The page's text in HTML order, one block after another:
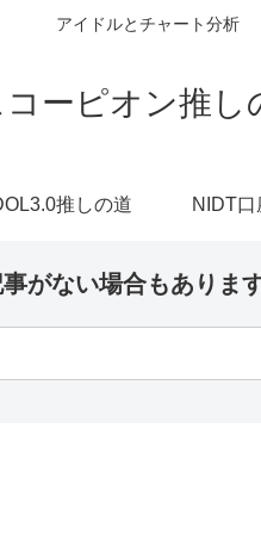
アイドルとチャート分析
ーピオン推し
推しの道 NIDT口
がない場合もありま